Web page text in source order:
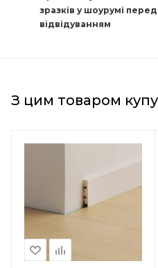
зразків у шоурумі перед
відвідуванням
З цим товаром
Товщина
Довжина